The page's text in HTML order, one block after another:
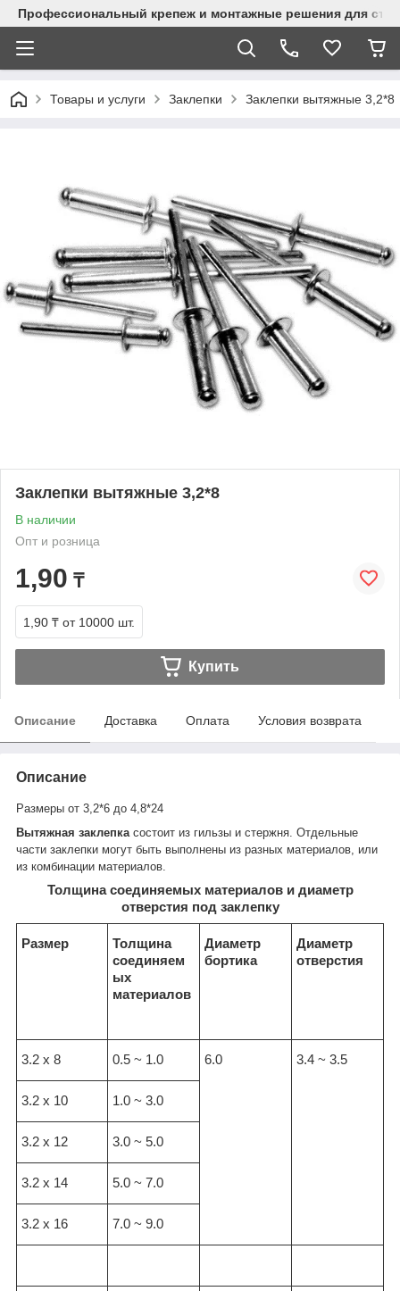
Профессиональный крепеж и монтажные решения для
Товары и услуги Заклепки Заклепки вытяжные 3,2*8
Заклепки вытяжные 3,2*8
В наличии
Опт и розница
1,90 ₸
1,90 ₸ от 10000 шт.
Купить
Описание Доставка Оплата Условия возврата
Описание
Размеры от 3,2*6 до 4,8*24
Вытяжная заклепка состоит из гильзы и стержня. Отдельные
части заклепки могут быть выполнены из разных материалов, или
из комбинации материалов.
Толщина соединяемых материалов и диаметр
отверстия под заклепку
Размер
Толщина
соединяем
ых
материалов
Диаметр
бортика
Диаметр
отверстия
3.2 x 8 0.5 ~ 1.0 6.0 3.4 ~ 3.5
3.2 x 10 1.0 ~ 3.0
3.2 x 12 3.0 ~ 5.0
3.2 x 14 5.0 ~ 7.0
3.2 x 16 7.0 ~ 9.0